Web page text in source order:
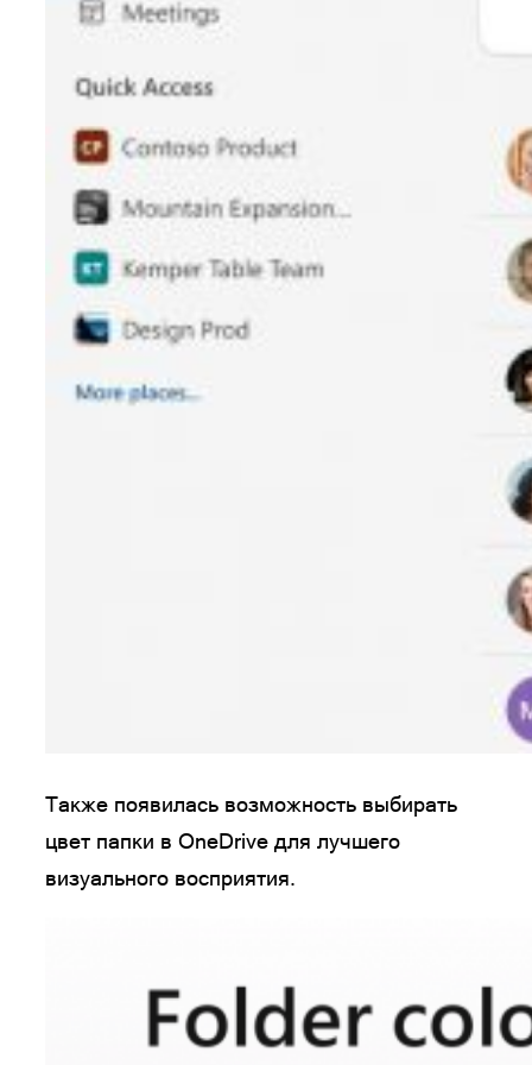
Также появилась возможность выбирать
цвет папки в OneDrive для лучшего
визуального восприятия.